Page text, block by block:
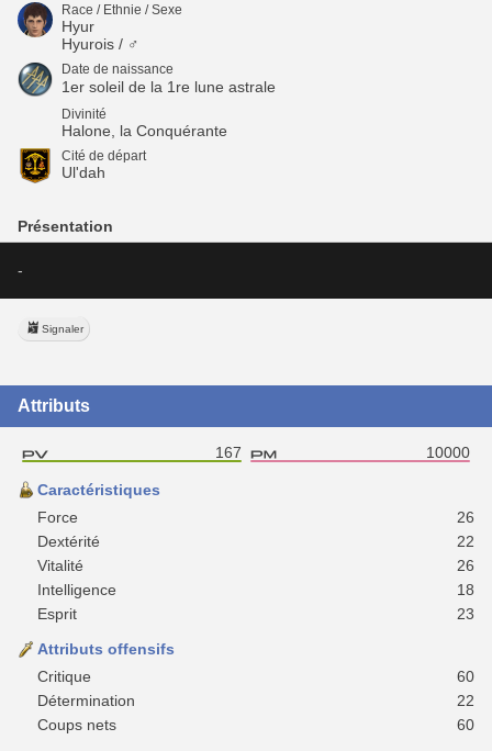
Race / Ethnie / Sexe
Hyur
Hyurois / ♂
Date de naissance
1er soleil de la 1re lune astrale
Divinité
Halone, la Conquérante
Cité de départ
Ul'dah
Présentation
-
Signaler
Attributs
167 10000
Caractéristiques
Force
26
Dextérité
22
Vitalité
26
Intelligence
18
Esprit
23
Attributs offensifs
Critique
60
Détermination
22
Coups nets
60